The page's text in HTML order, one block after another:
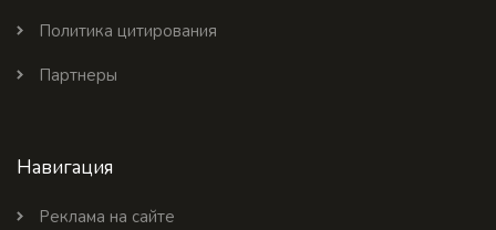
Политика цитирования
Партнеры
Навигация
Реклама на сайте